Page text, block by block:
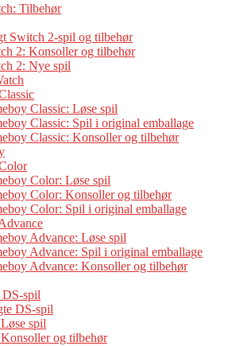
Tilbehør
Switch 2-spil og tilbehør
2: Konsoller og tilbehør
2: Nye spil
Classic: Løse spil
Classic: Spil i original emballage
Classic: Konsoller og tilbehør
Color: Løse spil
Color: Konsoller og tilbehør
Color: Spil i original emballage
Advance: Løse spil
Advance: Spil i original emballage
Advance: Konsoller og tilbehør
spil
DS-spil
spil
og tilbehør